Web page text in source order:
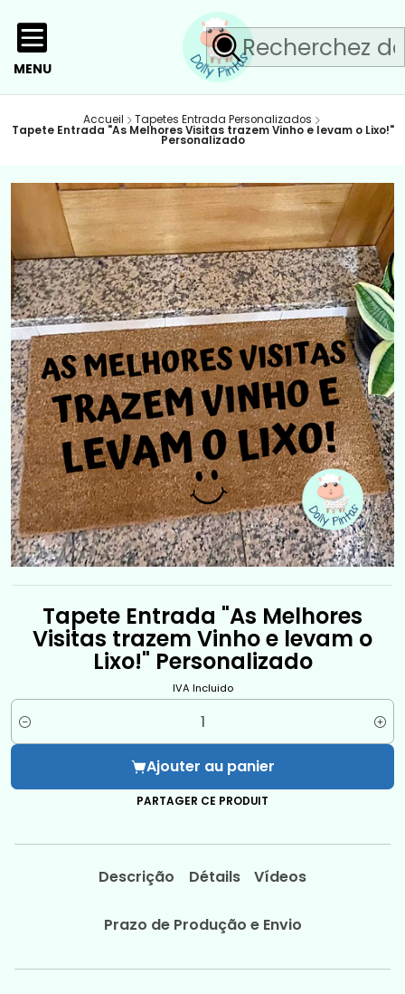
MENU
Accueil Tapetes Entrada Personalizados
Tapete Entrada "As Melhores Visitas trazem Vinho e levam o Lixo!"
Personalizado
Tapete Entrada "As Melhores
Visitas trazem Vinho e levam o
Lixo!" Personalizado
IVA Incluido
Quantité
Ajouter au panier
PARTAGER CE PRODUIT
Descrição Détails Vídeos
Prazo de Produção e Envio